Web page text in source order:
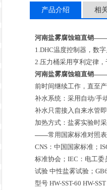
产品介绍 相
河南盐雾腐蚀箱直销——
1.DHC温度控制器，数
2.压力桶采用亨利定律
河南盐雾腐蚀箱直销——
前时间继续工作，直至
补水系统：采用自动/手
补水只需接入自来水管
加热方式：盐雾实验时
——常用国家标准对照表
CNS：中国国家标准；
标准协会；IEC：电工委
试验 中性盐雾试验；
型号 HW-SST-60 HW-